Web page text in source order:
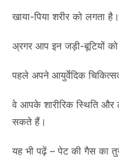
खाया-पिया शरीर को लगता
अ्रगर आप इन जड़ी-बूटियों
पहले अपने आयुर्वेदिक
वे आपके शारीरिक स्थिति और
सकते हैं।
यह भी पढ़ें – पेट की गैस का